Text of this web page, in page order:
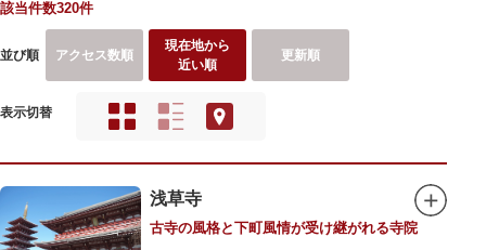
該当件数320件
並び順 アクセス数順
現在地から
近い順
更新順
表示切替
浅草寺
古寺の風格と下町風情が受け継がれる寺院